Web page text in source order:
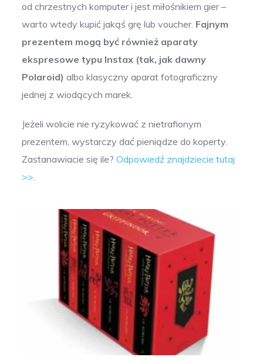
od chrzestnych komputer i jest miłośnikiem gier –
warto wtedy kupić jakąś grę lub voucher. Fajnym
prezentem mogą być również aparaty
ekspresowe typu Instax (tak, jak dawny
Polaroid) albo klasyczny aparat fotograficzny
jednej z wiodących marek.
Jeżeli wolicie nie ryzykować z nietrafionym
prezentem, wystarczy dać pieniądze do koperty.
Zastanawiacie się ile?Odpowiedź znajdziecie tutaj
>>.